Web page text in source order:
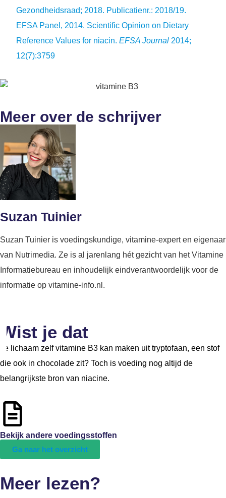
Gezondheidsraad; 2018. Publicatienr.: 2018/19.
EFSA Panel, 2014. Scientific Opinion on Dietary
Reference Values for niacin. EFSA Journal 2014;
12(7):3759
Meer over de schrijver
Suzan Tuinier
Suzan Tuinier is voedingskundige, vitamine-expert en eigenaar
van Nutrimedia. Ze is al jarenlang hét gezicht van het Vitamine
Informatiebureau en inhoudelijk eindverantwoordelijk voor de
informatie op vitamine-info.nl.
Wist je dat
Je lichaam zelf vitamine B3 kan maken uit tryptofaan, een stof
die ook in chocolade zit? Toch is voeding nog altijd de
belangrijkste bron van niacine.
Bekijk andere voedingsstoffen
Ga naar het overzicht
Meer lezen?